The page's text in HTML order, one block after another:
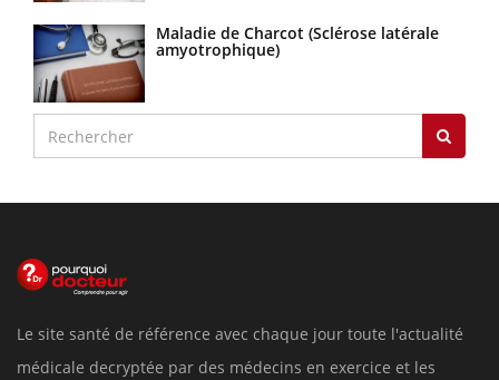
Maladie de Charcot (Sclérose latérale
amyotrophique)
Le site santé de référence avec chaque jour toute l'actualité
médicale decryptée par des médecins en exercice et les